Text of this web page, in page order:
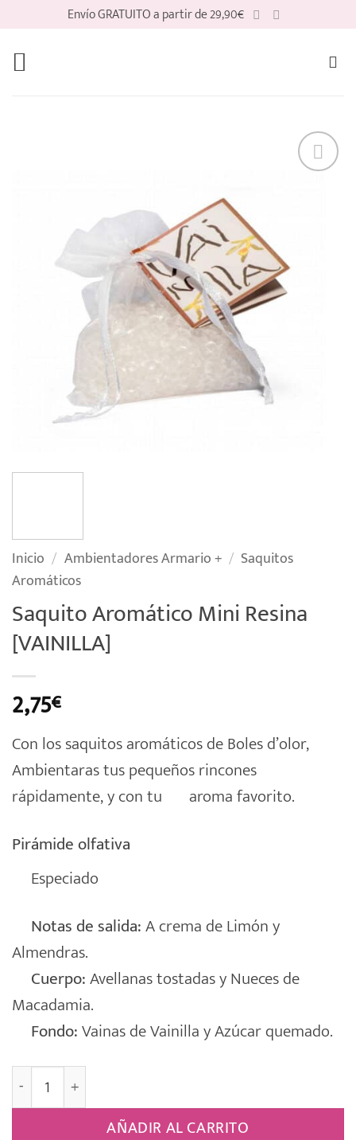
contenido
Envío GRATUITO a partir de 29,90€
Inicio / Ambientadores Armario + / Saquitos
Aromáticos
Saquito Aromático Mini Resina
[VAINILLA]
2,75€
Con los saquitos aromáticos de Boles d’olor,
Ambientaras tus pequeños rincones
rápidamente, y con tu
aroma favorito.
Pirámide olfativa
Especiado
Notas de salida:A crema de Limón y
Almendras.
Cuerpo:Avellanas tostadas y Nueces de
Macadamia.
Fondo:Vainas de Vainilla y Azúcar quemado.
Saquito Aromático Mini Resina [VAINILLA] cantidad
AÑADIR AL CARRITO